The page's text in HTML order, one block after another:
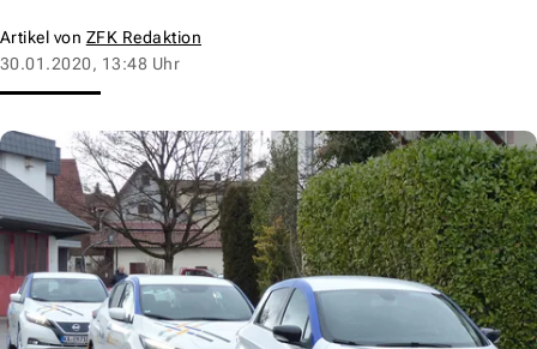
Artikel von ZFK Redaktion
30.01.2020, 13:48 Uhr